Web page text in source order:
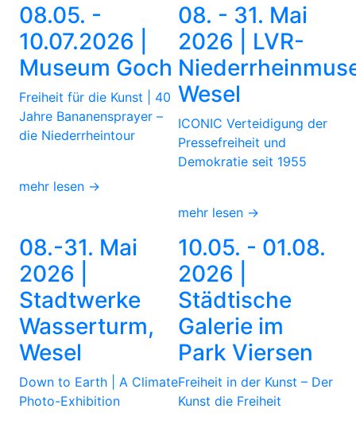
08.05. -
10.07.2026 |
Museum Goch
Freiheit für die Kunst | 40
Jahre Bananensprayer –
die Niederrheintour
mehr lesen →
08. - 31. Mai
2026 | LVR-
Wesel
ICONIC Verteidigung der
Pressefreiheit und
Demokratie seit 1955
mehr lesen →
08.-31. Mai
2026 |
Stadtwerke
Wasserturm,
Wesel
Down to Earth | A Climate
Photo-Exhibition
10.05. - 01.08.
2026 |
Städtische
Galerie im
Park Viersen
Freiheit in der Kunst – Der
Kunst die Freiheit